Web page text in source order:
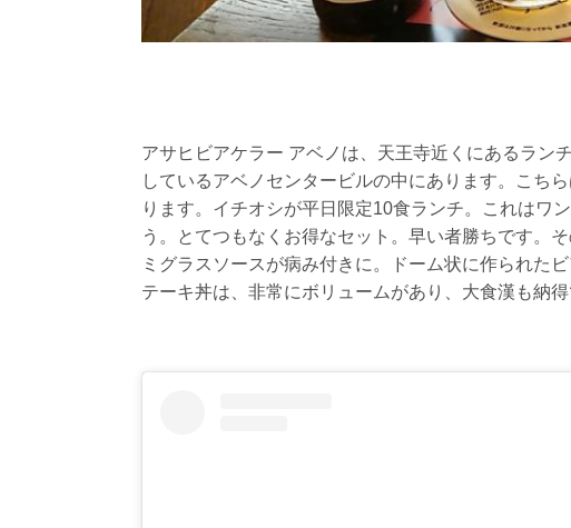
アサヒビアケラー アベノは、天王寺近くにあるラン
しているアベノセンタービルの中にあります。こち
ります。イチオシが平日限定10食ランチ。これはワ
う。とてつもなくお得なセット。早い者勝ちです。
ミグラスソースが病み付きに。ドーム状に作られた
テーキ丼は、非常にボリュームがあり、大食漢も納得